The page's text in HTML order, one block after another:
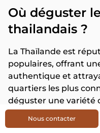
Où déguster
thailandais ?
La Thaïlande est
populaires, offrant
authentique et
quartiers les plus
déguster une variété
Khao San
Nous contacter